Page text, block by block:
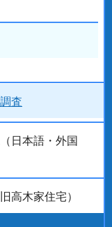
査
日本語・外国
高木家住宅）